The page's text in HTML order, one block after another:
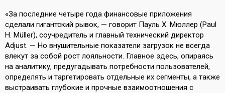
«За последние четыре года финансовые приложения
сделали гигантский рывок, — говорит Пауль Х. Мюллер (Paul
H. Müller), соучредитель и главный технический директор
Adjust. — Но внушительные показатели загрузок не всегда
влекут за собой рост лояльности. Главное здесь, опираясь
на аналитику, предугадывать потребности пользователей,
определять и таргетировать отдельные их сегменты, а также
выстраивать глубокие и прочные взаимоотношения с